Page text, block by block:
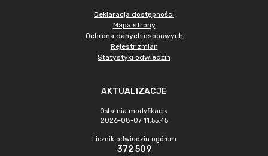
Deklaracja dostępności
Mapa strony
Ochrona danych osobowych
Rejestr zmian
Statystyki odwiedzin
AKTUALIZACJE
Ostatnia modyfikacja
2026-08-07 11:55:45
Licznik odwiedzin ogółem
372 509